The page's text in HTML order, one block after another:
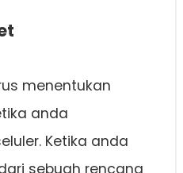
menentukan
anda
Ketika anda
sebuah rencana